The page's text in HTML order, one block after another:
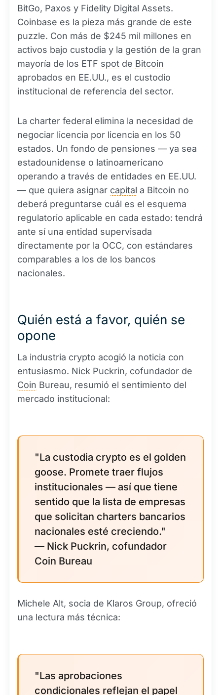
BitGo, Paxos y Fidelity Digital Assets.
Coinbase es la pieza más grande de este
puzzle. Con más de $245 mil millones en
activos bajo custodia y la gestión de la gran
mayoría de los ETF spot de Bitcoin
aprobados en EE.UU., es el custodio
institucional de referencia del sector.
La charter federal elimina la necesidad de
negociar licencia por licencia en los 50
estados. Un fondo de pensiones — ya sea
estadounidense o latinoamericano
operando a través de entidades en EE.UU.
— que quiera asignar capital a Bitcoin no
deberá preguntarse cuál es el esquema
regulatorio aplicable en cada estado: tendrá
ante sí una entidad supervisada
directamente por la OCC, con estándares
comparables a los de los bancos
nacionales.
Quién está a favor, quién se
opone
La industria crypto acogió la noticia con
entusiasmo. Nick Puckrin, cofundador de
Coin Bureau, resumió el sentimiento del
mercado institucional:
"La custodia crypto es el golden
goose. Promete traer flujos
institucionales — así que tiene
sentido que la lista de empresas
que solicitan charters bancarios
nacionales esté creciendo."
— Nick Puckrin, cofundador
Coin Bureau
Michele Alt, socia de Klaros Group, ofreció
una lectura más técnica:
"Las aprobaciones
condicionales reflejan el papel